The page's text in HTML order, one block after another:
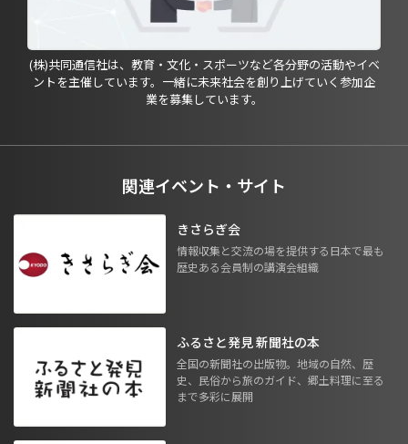
(株)共同通信社は、教育・文化・スポーツなど各分野の活動やイベ
ントを主催しています。一緒に未来社会を創り上げていく参加企
業を募集しています。
関連イベント・サイト
きさらぎ会
情報収集と交流の場を提供する日本で最も
歴史ある会員制の講演会組織
ふるさと発見 新聞社の本
全国の新聞社の出版物。地域の自然、歴
史、民俗から旅のガイド、郷土料理に至る
まで多彩に展開